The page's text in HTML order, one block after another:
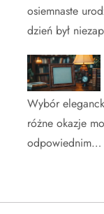
osiemnaste
dzień był
Wybór
różne okazje
odpowiednim…